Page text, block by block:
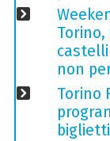
Torino,
non
Torino
biglietti